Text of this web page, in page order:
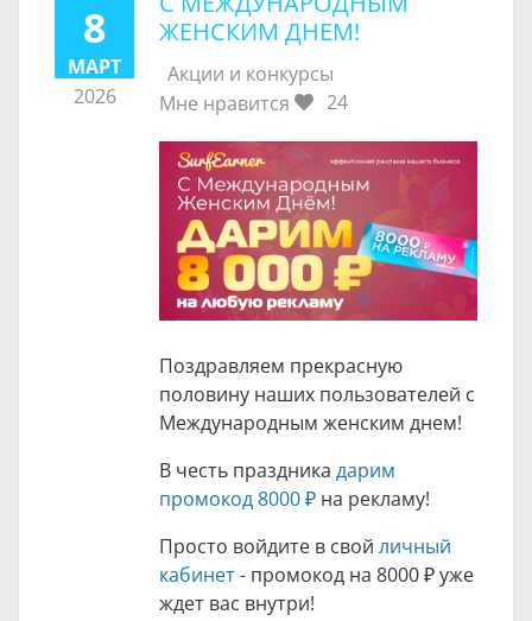
8
МАРТ
2026
ЖЕНСКИМ ДНЕМ!
Акции и конкурсы
Мне нравится
24
Поздравляем прекрасную
половину наших пользователей с
Международным женским днем!
В честь праздника дарим
промокод8000 ₽ на рекламу!
Просто войдите в свой личный
кабинет- промокод на 8000 ₽уже
ждет вас внутри!